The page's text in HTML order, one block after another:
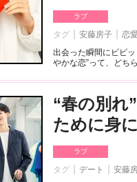
ラブ
タグ 安藤房子
恋愛
出会った瞬間にビビ
やかな恋”って、どち
“春の別
ために身
ラブ
タグ デート
安藤